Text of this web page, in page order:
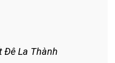
Đê La Thành